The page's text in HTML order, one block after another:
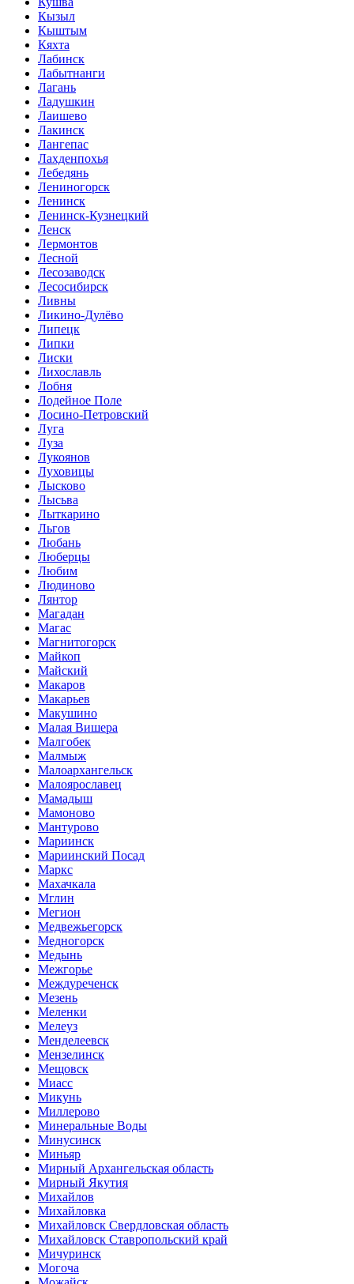
Кызыл
Кыштым
Кяхта
Лабинск
Лабытнанги
Лагань
Ладушкин
Лаишево
Лакинск
Лангепас
Лахденпохья
Лебедянь
Лениногорск
Ленинск
Ленинск-Кузнецкий
Ленск
Лермонтов
Лесной
Лесозаводск
Лесосибирск
Ливны
Ликино-Дулёво
Липецк
Липки
Лиски
Лихославль
Лобня
Лодейное Поле
Лосино-Петровский
Луга
Луза
Лукоянов
Луховицы
Лысково
Лысьва
Лыткарино
Льгов
Любань
Люберцы
Любим
Людиново
Лянтор
Магадан
Магас
Магнитогорск
Майкоп
Майский
Макаров
Макарьев
Макушино
Малая Вишера
Малгобек
Малмыж
Малоархангельск
Малоярославец
Мамадыш
Мамоново
Мантурово
Мариинск
Мариинский Посад
Маркс
Махачкала
Мглин
Мегион
Медвежьегорск
Медногорск
Медынь
Межгорье
Междуреченск
Мезень
Меленки
Мелеуз
Менделеевск
Мензелинск
Мещовск
Миасс
Микунь
Миллерово
Минеральные Воды
Минусинск
Миньяр
Мирный Архангельская область
Мирный Якутия
Михайлов
Михайловка
Михайловск Свердловская область
Михайловск Ставропольский край
Мичуринск
Могоча